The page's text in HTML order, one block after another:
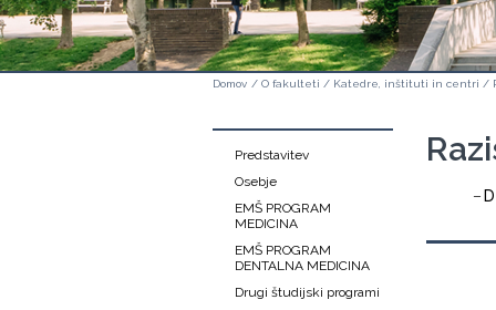
Domov / O fakulteti / Katedre, inštituti in centri /
Predstavitev
Osebje
EMŠ PROGRAM
MEDICINA
EMŠ PROGRAM
DENTALNA MEDICINA
Drugi študijski programi